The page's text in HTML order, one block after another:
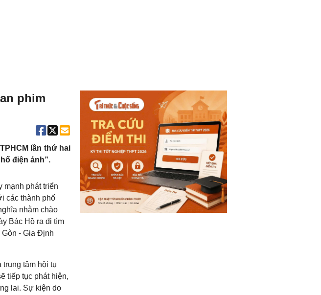
phim
lần thứ hai
điện ảnh”.
mạnh phát triển
các thành phố
nhằm chào
Bác Hồ ra đi tìm
- Gia Định
tâm hội tụ
tiếp tục phát hiện,
lai. Sự kiện do